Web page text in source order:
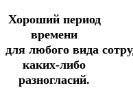
Хороший период
времени
для любого вида
каких-либо
разногласий.